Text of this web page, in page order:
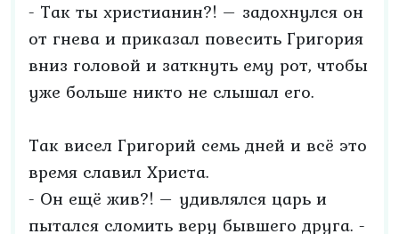
- Так ты христианин?! – задохнулся он
от гнева и приказал повесить Григория
вниз головой и заткнуть ему рот, чтобы
уже больше никто не слышал его.
Так висел Григорий семь дней и всё это
время славил Христа.
- Он ещё жив?! – удивлялся царь и
пытался сломить веру бывшего друга. -